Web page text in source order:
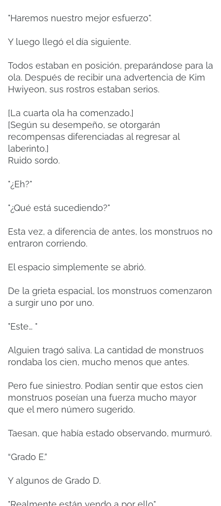
"Haremos nuestro mejor esfuerzo".
Y luego llegó el día siguiente.
Todos estaban en posición, preparándose para la
ola. Después de recibir una advertencia de Kim
Hwiyeon, sus rostros estaban serios.
[La cuarta ola ha comenzado.]
[Según su desempeño, se otorgarán
recompensas diferenciadas al regresar al
laberinto.]
Ruido sordo.
"¿Eh?"
"¿Qué está sucediendo?"
Esta vez, a diferencia de antes, los monstruos no
entraron corriendo.
El espacio simplemente se abrió.
De la grieta espacial, los monstruos comenzaron
a surgir uno por uno.
"Este… "
Alguien tragó saliva. La cantidad de monstruos
rondaba los cien, mucho menos que antes.
Pero fue siniestro. Podían sentir que estos cien
monstruos poseían una fuerza mucho mayor
que el mero número sugerido.
Taesan, que había estado observando, murmuró.
“Grado E.”
Y algunos de Grado D.